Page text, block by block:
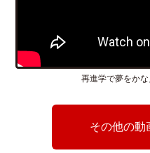
再進学で夢をかな
その他の動